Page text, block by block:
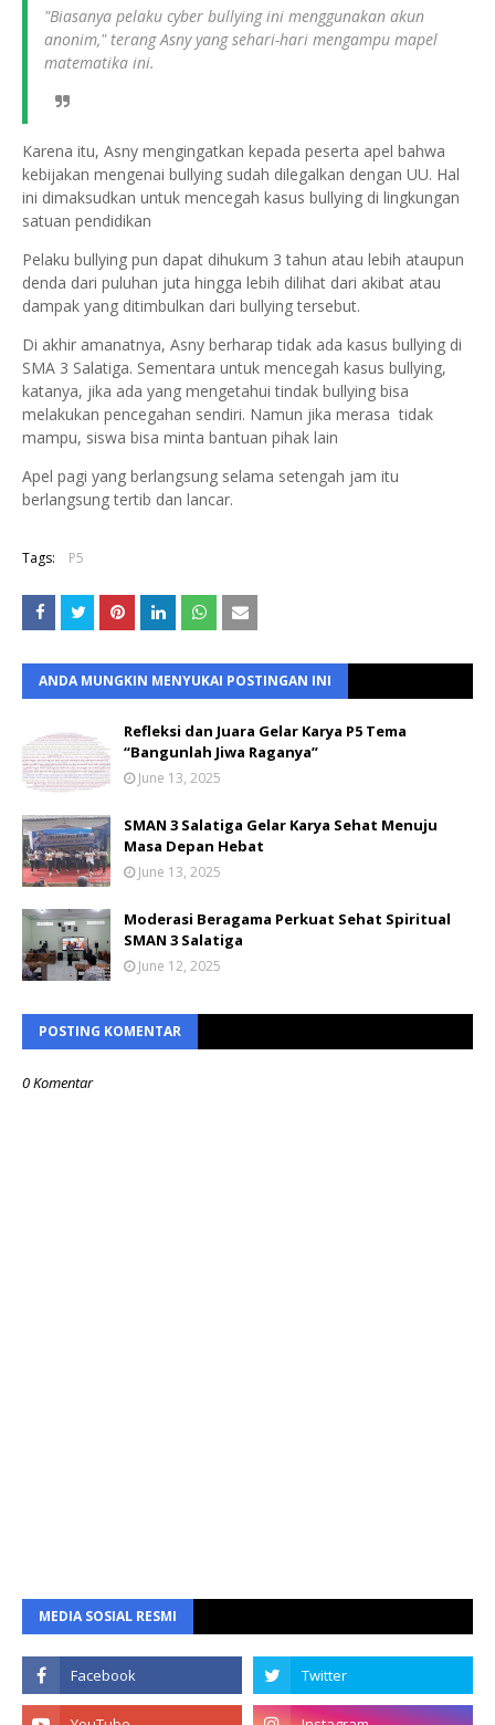
"Biasanya pelaku cyber bullying ini menggunakan akun
anonim," terang Asny yang sehari-hari mengampu mapel
matematika ini.
Karena itu, Asny mengingatkan kepada peserta apel bahwa
kebijakan mengenai bullying sudah dilegalkan dengan UU. Hal
ini dimaksudkan untuk mencegah kasus bullying di lingkungan
satuan pendidikan
Pelaku bullying pun dapat dihukum 3 tahun atau lebih ataupun
denda dari puluhan juta hingga lebih dilihat dari akibat atau
dampak yang ditimbulkan dari bullying tersebut.
Di akhir amanatnya, Asny berharap tidak ada kasus bullying di
SMA 3 Salatiga. Sementara untuk mencegah kasus bullying,
katanya, jika ada yang mengetahui tindak bullying bisa
melakukan pencegahan sendiri. Namun jika merasa tidak
mampu, siswa bisa minta bantuan pihak lain
Apel pagi yang berlangsung selama setengah jam itu
berlangsung tertib dan lancar.
Tags: P5
ANDA MUNGKIN MENYUKAI POSTINGAN INI
Refleksi dan Juara Gelar Karya P5 Tema
“Bangunlah Jiwa Raganya”
June 13, 2025
SMAN 3 Salatiga Gelar Karya Sehat Menuju
Masa Depan Hebat
June 13, 2025
Moderasi Beragama Perkuat Sehat Spiritual
SMAN 3 Salatiga
June 12, 2025
POSTING KOMENTAR
0 Komentar
MEDIA SOSIAL RESMI